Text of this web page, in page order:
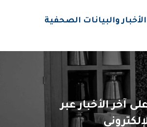
والبيانات الصحفية
آخر الأخبار عبر